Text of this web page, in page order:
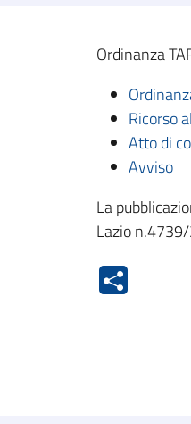
Ordinanza
Ricorso
Atto di
Avviso
La
Lazio